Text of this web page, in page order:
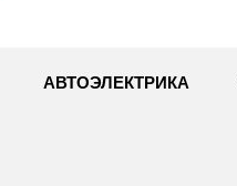
АВТОЭЛЕКТРИКА